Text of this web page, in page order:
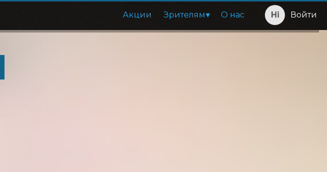
Акции Зрителям О нас Войти